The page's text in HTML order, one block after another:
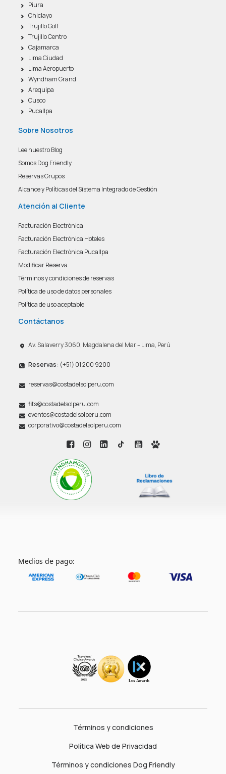
Piura
Chiclayo
Trujillo Golf
Trujillo Centro
Cajamarca
Lima Ciudad
Lima Aeropuerto
Wyndham Grand
Arequipa
Cusco
Pucallpa
Sobre Nosotros
Lee nuestro Blog
Somos Dog Friendly
Reservas Grupos
Alcance y Políticas del Sistema Integrado de Gestión
Atención al Cliente
Facturación Electrónica
Facturación Electrónica Hoteles
Facturación Electrónica Pucallpa
Modificar Reserva
Términos y condiciones de reservas
Política de uso de datos personales
Política de uso aceptable
Contáctanos
Av. Salaverry 3060, Magdalena del Mar – Lima, Perú
Reservas: (+51) 01 200 9200
reservas@costadelsolperu.com
fits@costadelsolperu.com
eventos@costadelsolperu.com
corporativo@costadelsolperu.com
Medios de pago:
Términos y condiciones
Política Web de Privacidad
Términos y condiciones Dog Friendly